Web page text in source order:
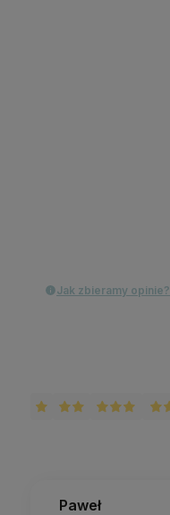
Jak zbieramy opinie?
Paweł